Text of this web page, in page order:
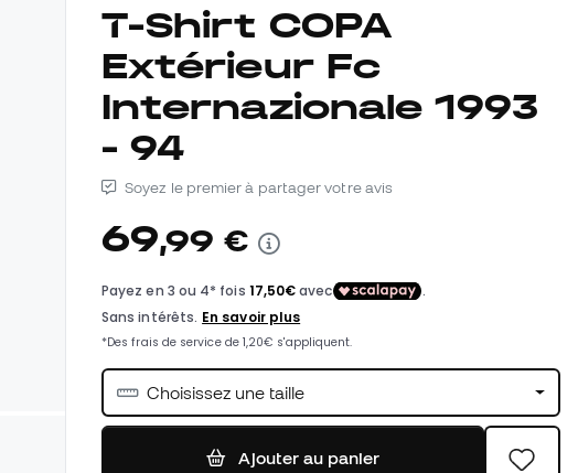
T-Shirt COPA
Extérieur Fc
Internazionale 1993
- 94
Soyez le premier à partager votre avis
69,99 €
Choisissez une taille
Ajouter au panier